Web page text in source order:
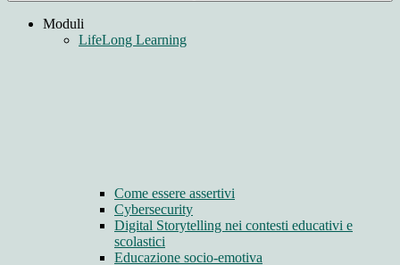
Moduli
LifeLong Learning
Come essere assertivi
Cybersecurity
Digital Storytelling nei contesti educativi e
scolastici
Educazione socio-emotiva